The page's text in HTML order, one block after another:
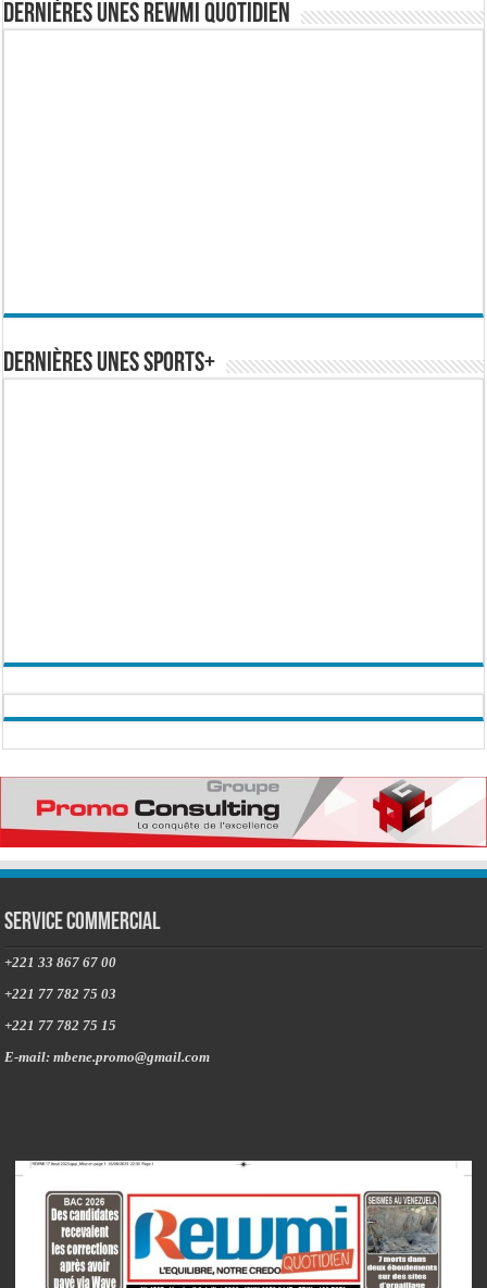
Dernières Unes Rewmi Quotidien
Dernières Unes Sports+
Service commercial
+221 33 867 67 00
+221 77 782 75 03
+221 77 782 75 15
E-mail: mbene.promo@gmail.com